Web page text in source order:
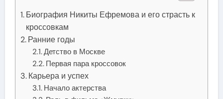
Биография Никиты Ефремова и его страсть к
кроссовкам
Ранние годы
Детство в Москве
Первая пара кроссовок
Карьера и успех
Начало актерства